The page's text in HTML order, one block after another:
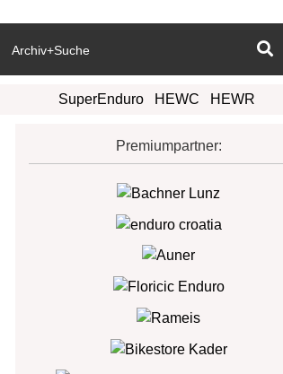
Archiv+Suche
SuperEnduro HEWC HEWR
Premiumpartner: